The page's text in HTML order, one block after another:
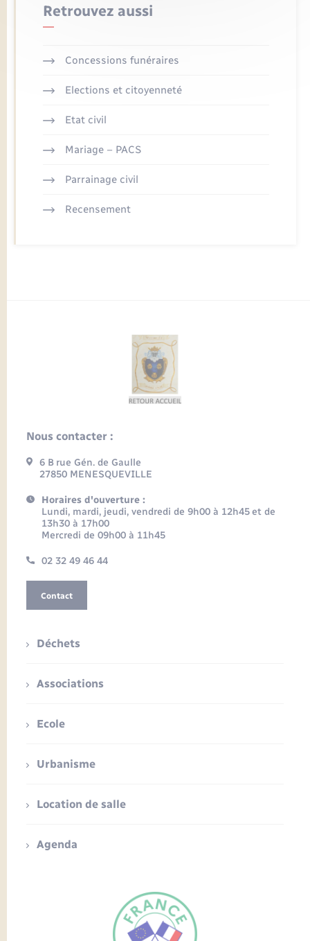
Retrouvez aussi
Concessions funéraires
Elections et citoyenneté
Etat civil
Mariage – PACS
Parrainage civil
Recensement
Nous contacter :
6 B rue Gén. de Gaulle
27850 MENESQUEVILLE
Horaires d'ouverture :
Lundi, mardi, jeudi, vendredi de 9h00 à 12h45 et de
13h30 à 17h00
Mercredi de 09h00 à 11h45
02 32 49 46 44
Contact
Déchets
Associations
Ecole
Urbanisme
Location de salle
Agenda